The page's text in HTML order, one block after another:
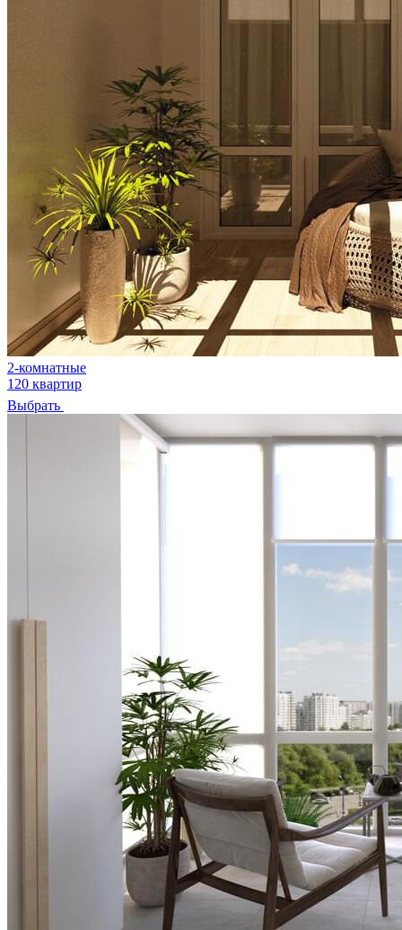
2-комнатные
120 квартир
Выбрать